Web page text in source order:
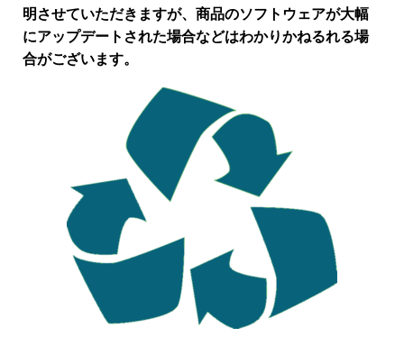
明させていただきますが、商品のソフトウェアが大幅
にアップデートされた場合などはわかりかねるれる場
合がございます。